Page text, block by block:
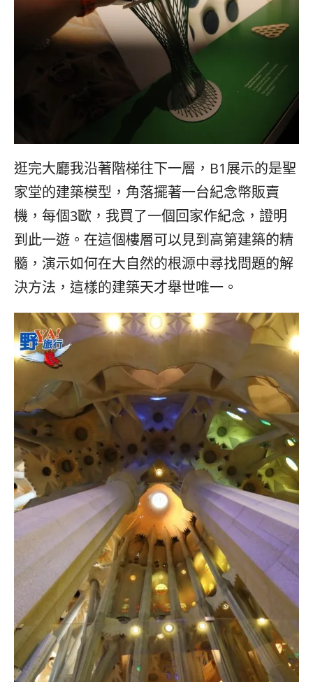
逛完大廳我沿著階梯往下一層，B1展示的是聖
家堂的建築模型，角落擺著一台紀念幣販賣
機，每個3歐，我買了一個回家作紀念，證明
到此一遊。在這個樓層可以見到高第建築的精
髓，演示如何在大自然的根源中尋找問題的解
決方法，這樣的建築天才舉世唯一。